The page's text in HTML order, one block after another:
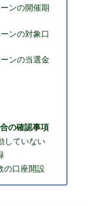
ンの開催期
ンの対象口
ンの当選金
の確認事項
していない
の口座開設